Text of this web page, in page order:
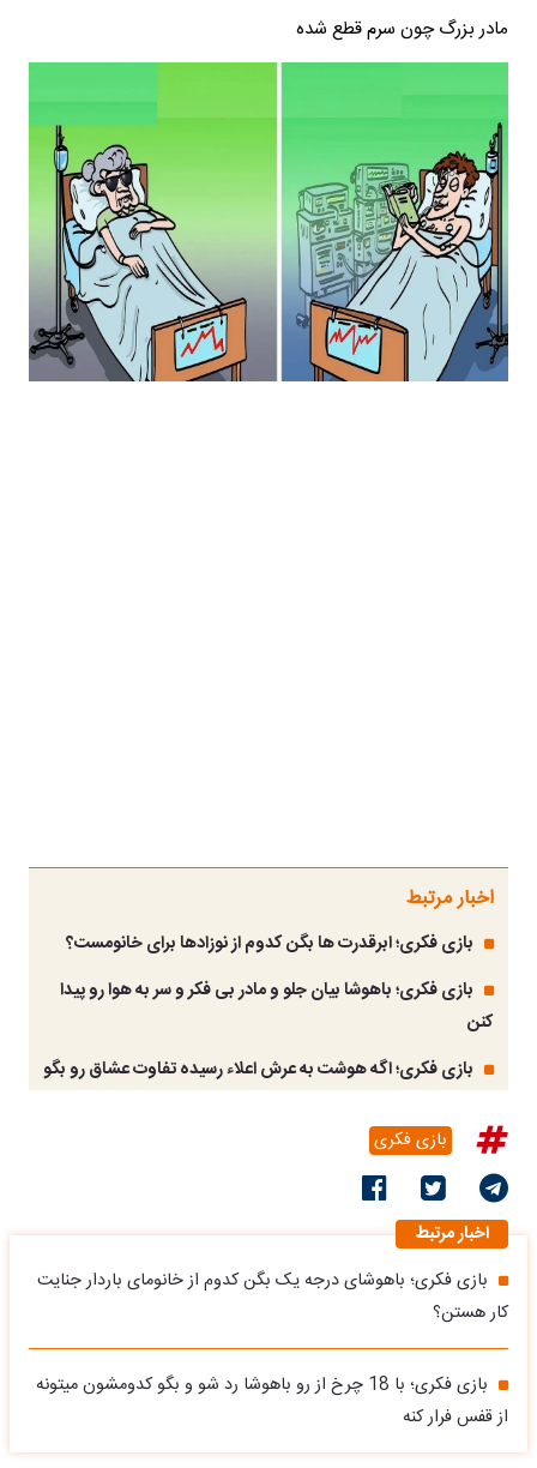
مادر بزرگ چون سرم قطع شده
اخبار مرتبط
بازی فکری؛ ابرقدرت ها بگن کدوم از نوزادها برای خانومست؟
بازی فکری؛ باهوشا بیان جلو و مادر بی فکر و سر به هوا رو پیدا
کنن
بازی فکری؛ اگه هوشت به عرش اعلاء رسیده تفاوت عشاق رو بگو
بازی فکری
اخبار مرتبط
بازی فکری؛ باهوشای درجه یک بگن کدوم از خانومای باردار جنایت
کار هستن؟
بازی فکری؛ با 18 چرخ از رو باهوشا رد شو و بگو کدومشون میتونه
از قفس فرار کنه